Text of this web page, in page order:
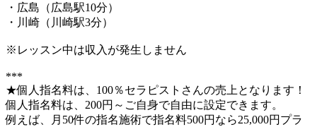
・広島（広島駅10分）
・川崎（川崎駅3分）
※レッスン中は収入が発生しません
***
★個人指名料は、100％セラピストさんの売上となります！
個人指名料は、200円～ご自身で自由に設定できます。
例えば、月50件の指名施術で指名料500円なら25,000円プラ